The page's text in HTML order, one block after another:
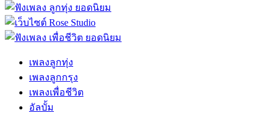
เพลงลูกทุ่ง
เพลงลูกกรุง
เพลงเพื่อชีวิต
อัลบั้ม